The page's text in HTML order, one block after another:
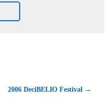
2006 DeciBELIO Festival →